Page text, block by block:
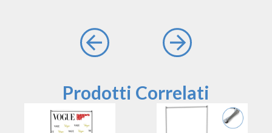
Prodotti Correlati